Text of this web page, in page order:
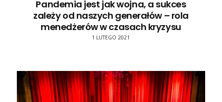
Pandemia jest jak wojna, a sukces
zależy od naszych generałów – rola
menedżerów w czasach kryzysu
1 LUTEGO 2021